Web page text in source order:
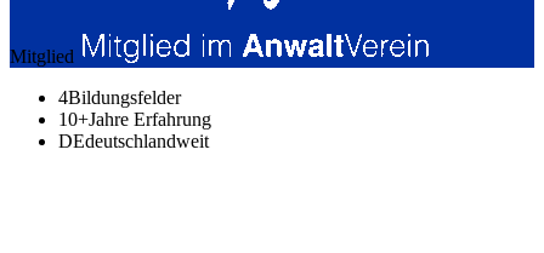
Mitglied
4Bildungsfelder
10+Jahre Erfahrung
DEdeutschlandweit